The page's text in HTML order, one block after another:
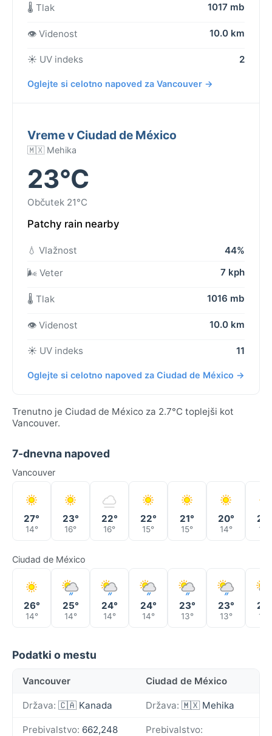
🌡️ Tlak 1017 mb
👁️ Videnost 10.0 km
☀️ UV indeks 2
Oglejte si celotno napoved za Vancouver →
Vreme v Ciudad de México
🇲🇽 Mehika
23°C
Občutek 21°C
Patchy rain nearby
💧 Vlažnost
44%
🌬️ Veter
7 kph
🌡️ Tlak 1016 mb
👁️ Videnost 10.0 km
☀️ UV indeks 11
Oglejte si celotno napoved za Ciudad de México →
Trenutno je Ciudad de México za 2.7°C toplejši kot
Vancouver.
7-dnevna napoved
Vancouver
27°
14°
23°
16°
22°
16°
22°
15°
21°
15°
20°
14° 15°
Ciudad de México
26°
14°
25°
14°
24°
14°
24°
14°
23°
13°
23°
13° 13°
Podatki o mestu
Vancouver Ciudad de México
Država: 🇨🇦 Kanada Država: 🇲🇽 Mehika
Prebivalstvo: 662,248
Prebivalstvo: